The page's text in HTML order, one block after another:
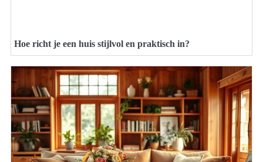
Hoe richt je een huis stijlvol en praktisch in?